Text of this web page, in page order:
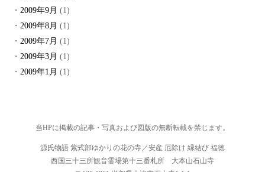
2009年9月 (1)
2009年8月 (1)
2009年7月 (1)
2009年3月 (1)
2009年1月 (1)
当HPに掲載の記事・写真および図版の無断転載を禁じます。
源氏物語 紫式部ゆかりの花の寺／安産 厄除け 縁結び 福徳
西国三十三所観音霊場第十三番札所 大本山石山寺